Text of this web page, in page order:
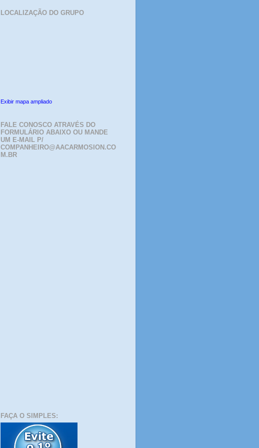
LOCALIZAÇÃO DO GRUPO
Exibir mapa ampliado
FALE CONOSCO ATRAVÉS DO
FORMULÁRIO ABAIXO OU MANDE
UM E-MAIL P/
COMPANHEIRO@AACARMOSION.CO
M.BR
FAÇA O SIMPLES: